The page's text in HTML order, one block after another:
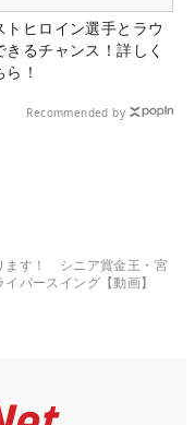
トヒロイン選手とラウ
きるチャンス！詳しく
！
Recommended by
ます！ シニア賞金王・宮
バースイング【動画】